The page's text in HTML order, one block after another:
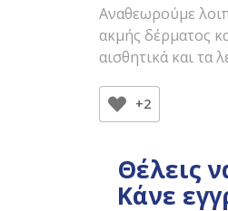
Αναθεωρούμε
ακμής δέρματος
αισθητικά και τα
+2
Θέλεις
Κάνε